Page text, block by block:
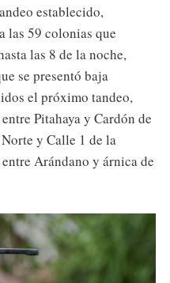
establecido,
las 59 colonias que
las 8 de la noche,
se presentó baja
el próximo tandeo,
Pitahaya y Cardón de
y Calle 1 de la
Arándano y árnica de